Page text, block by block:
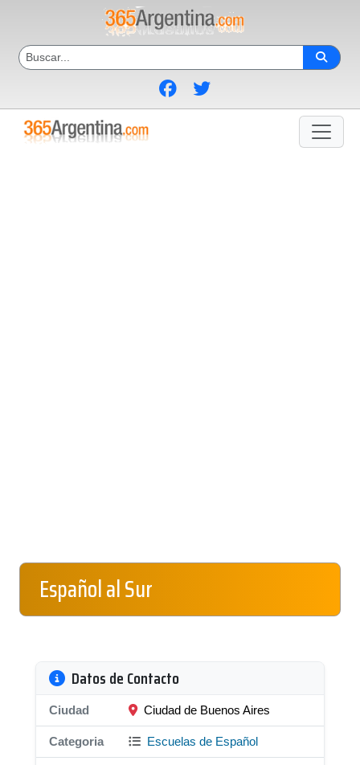
Español al Sur
Datos de Contacto
Ciudad Ciudad de Buenos Aires
Categoria Escuelas de Español